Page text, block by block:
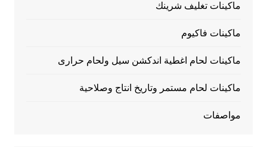
ماكينات تغليف شرينك
ماكينات فاكيوم
ماكينات لحام اغطية اندكشن سيل ولحام حرارى
ماكينات لحام مستمر وتاريخ انتاج وصلاحية
مواصفات